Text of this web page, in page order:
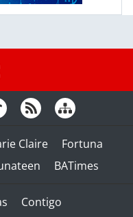
Claire
Fortuna
BATimes
Contigo